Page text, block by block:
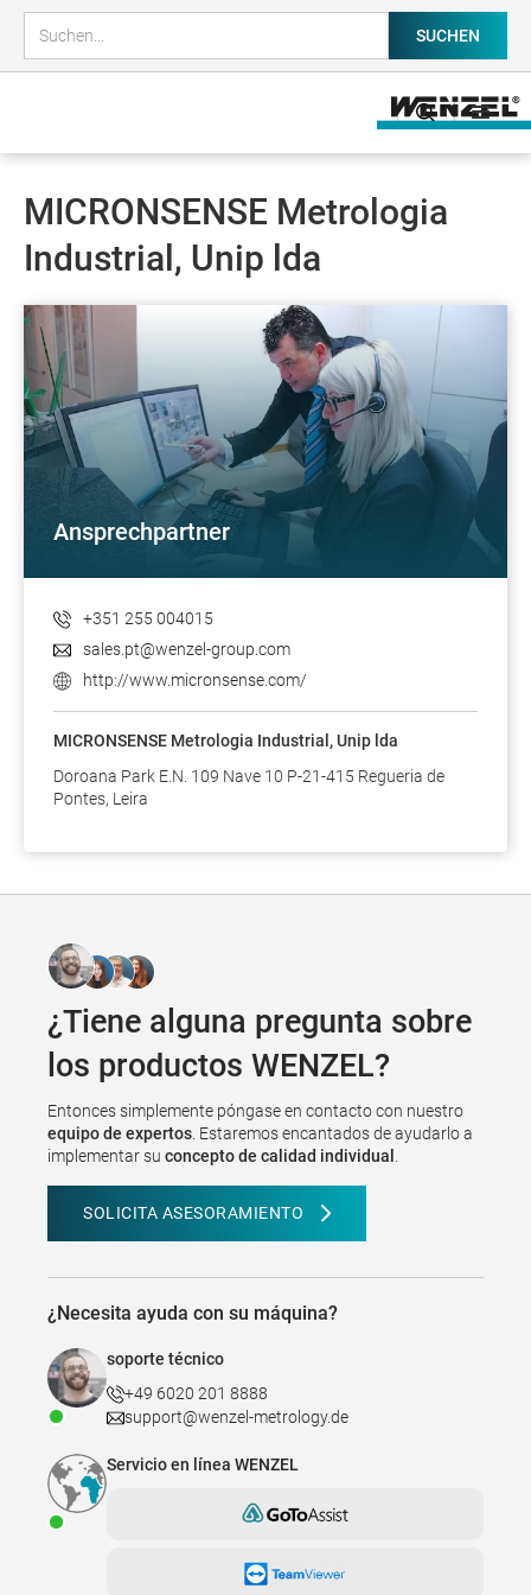
MICRONSENSE Metrologia
Industrial, Unip lda
Ansprechpartner
+351 255 004015
sales.pt@wenzel-group.com
http://www.micronsense.com/
MICRONSENSE Metrologia Industrial, Unip lda
Doroana Park E.N. 109 Nave 10 P-21-415 Regueria de
Pontes, Leira
¿Tiene alguna pregunta sobre
los productos WENZEL?
Entonces simplemente póngase en contacto con nuestro
equipo de expertos . Estaremos encantados de ayudarlo a
implementar su concepto de calidad individual
SOLICITA ASESORAMIENTO
¿Necesita ayuda con su máquina?
soporte técnico
+49 6020 201 8888
support@wenzel-metrology.de
Servicio en línea WENZEL